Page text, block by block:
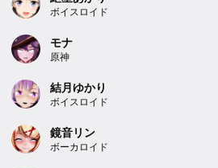
ボイスロイド
モナ
原神
結月ゆかり
ボイスロイド
鏡音リン
ボーカロイド